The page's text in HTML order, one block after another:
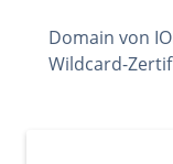
Domain von
Wildcard-